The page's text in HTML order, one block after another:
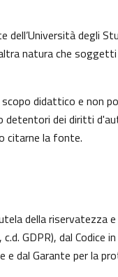
degli
natura che
didattico e non
detentori dei diritti
citarne la fonte.
della riservatezza
GDPR), dal Codice
dal Garante per la